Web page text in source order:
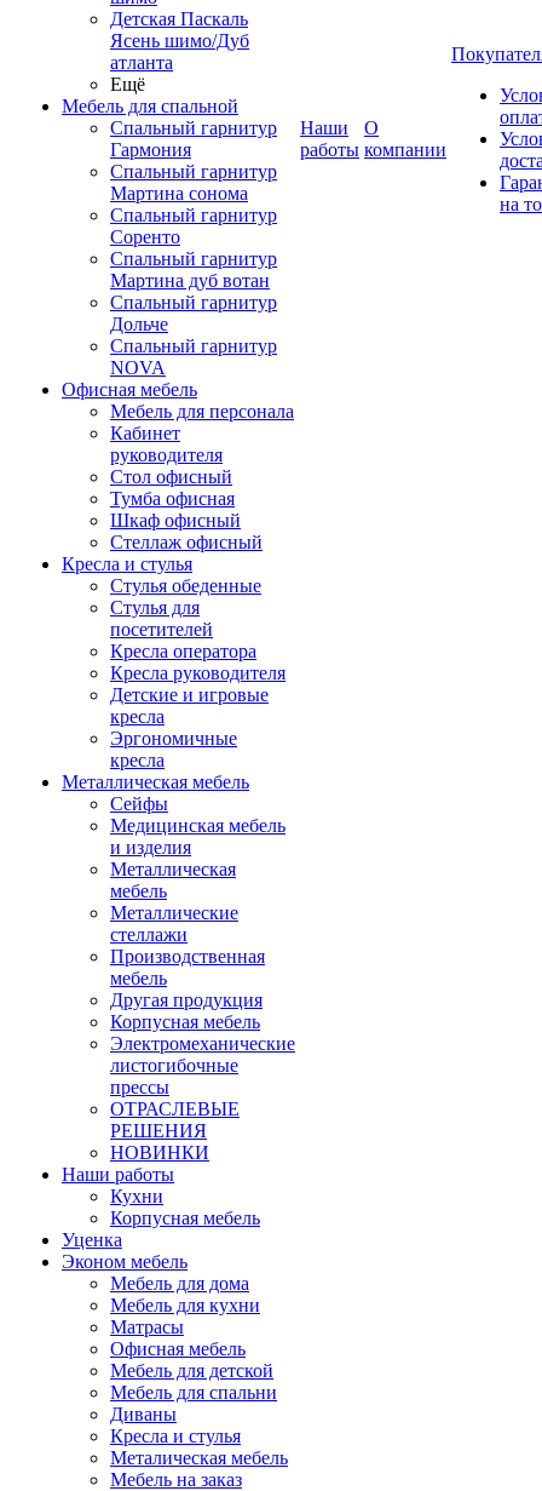
Детская Паскаль
Ясень шимо/Дуб
атланта
Ещё
Мебель для спальной
Спальный гарнитур
Гармония
Спальный гарнитур
Мартина сонома
Спальный гарнитур
Соренто
Спальный гарнитур
Мартина дуб вотан
Спальный гарнитур
Дольче
Спальный гарнитур
NOVA
Офисная мебель
Мебель для персонала
Кабинет
руководителя
Стол офисный
Тумба офисная
Шкаф офисный
Стеллаж офисный
Кресла и стулья
Стулья обеденные
Стулья для
посетителей
Кресла оператора
Кресла руководителя
Детские и игровые
кресла
Эргономичные
кресла
Металлическая мебель
Сейфы
Медицинская мебель
и изделия
Металлическая
мебель
Металлические
стеллажи
Производственная
мебель
Другая продукция
Корпусная мебель
Электромеханические
листогибочные
прессы
ОТРАСЛЕВЫЕ
РЕШЕНИЯ
НОВИНКИ
Наши работы
Кухни
Корпусная мебель
Уценка
Эконом мебель
Мебель для дома
Мебель для кухни
Матрасы
Офисная мебель
Мебель для детской
Мебель для спальни
Диваны
Кресла и стулья
Металическая мебель
Мебель на заказ
Наши
работы
О
компании
на